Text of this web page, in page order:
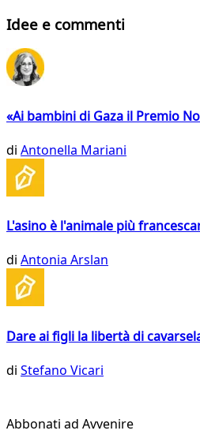
Idee e commenti
«Ai bambini di Gaza il Premio
di Antonella Mariani
L'asino è l'animale più
di Antonia Arslan
Dare ai figli la libertà di
di Stefano Vicari
Abbonati ad Avvenire